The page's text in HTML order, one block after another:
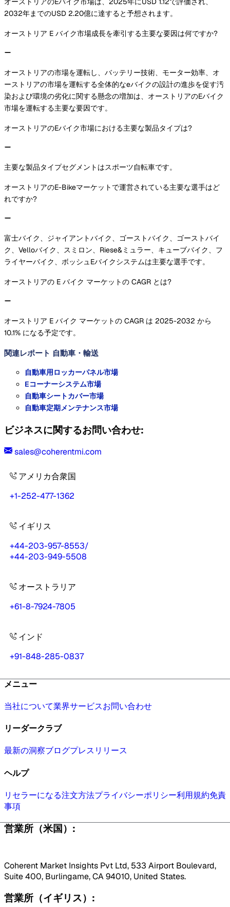
2032年までのUSD 2.20億に達すると予想されます。
オーストリア E バイク市場成長を牽引する主要な要因は何ですか?
オーストリアの市場を運転し、バッテリー技術、モーター効率、オ
ーストリアの市場を運転する全体的なeバイクの設計の進歩を促す汚
染および環境の劣化に関する懸念の増加は、オーストリアのEバイク
市場を運転する主要な要因です。
オーストリアのEバイク市場における主要な製品タイプは?
主要な製品タイプセグメントはスポーツ自転車です。
オーストリアのE-Bikeマーケットで運営されている主要な選手はど
れですか?
富士バイク、ジャイアントバイク、ゴーストバイク、ゴーストバイ
ク、Velloバイク、スミロン、Riese&ミュラー、キューブバイク、フ
ライヤーバイク、ボッシュEバイクシステムは主要な選手です。
オーストリアの E バイク マーケットの CAGR とは?
オーストリア E バイク マーケットの CAGR は 2025-2032 から
10.1% になる予定です。
関連レポート 自動車・輸送
自動車用ロッカーパネル市場
Eコーナーシステム市場
自動車シートカバー市場
自動車定期メンテナンス市場
ビジネスに関するお問い合わせ:
sales@coherentmi.com
アメリカ合衆国
+1-252-477-1362
イギリス
+44-203-957-8553/
+44-203-949-5508
オーストラリア
+61-8-7924-7805
インド
+91-848-285-0837
メニュー
当社について業界サービスお問い合わせ
リーダークラブ
最新の洞察ブログプレスリリース
ヘルプ
リセラーになる注文方法プライバシーポリシー利用規約免責
事項
営業所（米国）:
Coherent Market Insights Pvt Ltd, 533 Airport Boulevard,
Suite 400, Burlingame, CA 94010, United States.
営業所（イギリス）: